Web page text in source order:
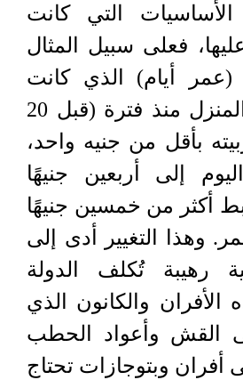
الأساسيات التي كانت
فعلى سبيل المثال
أيام) الذي كانت
تشتريه سيدة المنزل منذ فترة (قبل 20
بأقل من جنيه واحد،
إلى أربعين جنيهًا
أكثر من خمسين جنيهًا
وهذا التغيير أدى إلى
رهيبة تُكلف الدولة
الأفران والكانون الذي
القش وأعواد الحطب
أفران وبتوجازات تحتاج